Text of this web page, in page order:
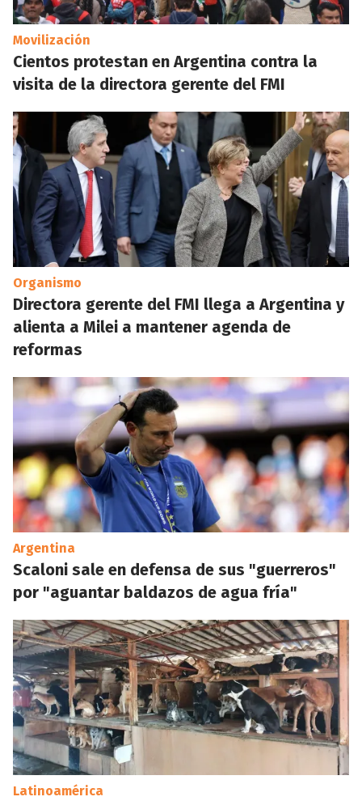
Movilización
Cientos protestan en Argentina contra la
visita de la directora gerente del FMI
Organismo
Directora gerente del FMI llega a Argentina y
alienta a Milei a mantener agenda de
reformas
Argentina
Scaloni sale en defensa de sus "guerreros"
por "aguantar baldazos de agua fría"
Latinoamérica